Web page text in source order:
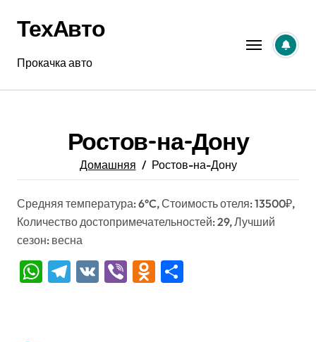
содержанию
ТехАвто
Прокачка авто
Ростов-на-Дону
Домашняя Ростов-на-Дону
Средняя температура: 6°C, Стоимость отеля: 13500₽,
Количество достопримечательностей: 29, Лучший
сезон: весна
WhatsApp
Telegram
VK ViberOdnoklassniki